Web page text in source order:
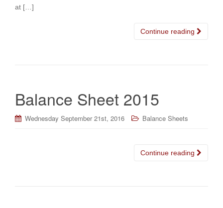
at […]
Continue reading
Balance Sheet 2015
Wednesday September 21st, 2016 Balance Sheets
Continue reading